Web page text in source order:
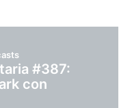
#387:
con